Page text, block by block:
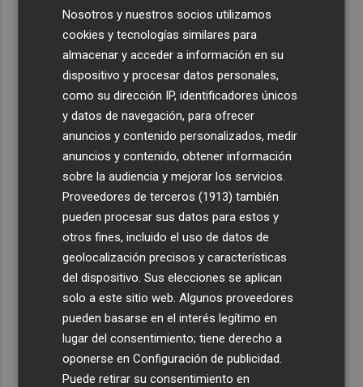
Ferran Torres: “Ser imagen de la Comunitat es un
orgullo y una responsabilidad”
Paterna solicita a la Generalitat que el día del eclipse
cierre el Parque Natural del Turia y La Vallesa
Nosotros y nuestros socios utilizamos
cookies y tecnologías similares para
almacenar y acceder a información en su
dispositivo y procesar datos personales,
como su dirección IP, identificadores únicos
y datos de navegación, para ofrecer
anuncios y contenido personalizados, medir
anuncios y contenido, obtener información
sobre la audiencia y mejorar los servicios.
Proveedores de terceros (1913) también
pueden procesar sus datos para estos y
otros fines, incluido el uso de datos de
geolocalización precisos y características
del dispositivo. Sus elecciones se aplican
solo a este sitio web. Algunos proveedores
pueden basarse en el interés legítimo en
lugar del consentimiento; tiene derecho a
oponerse enConfiguración de publicidad
Puede retirar su consentimiento en